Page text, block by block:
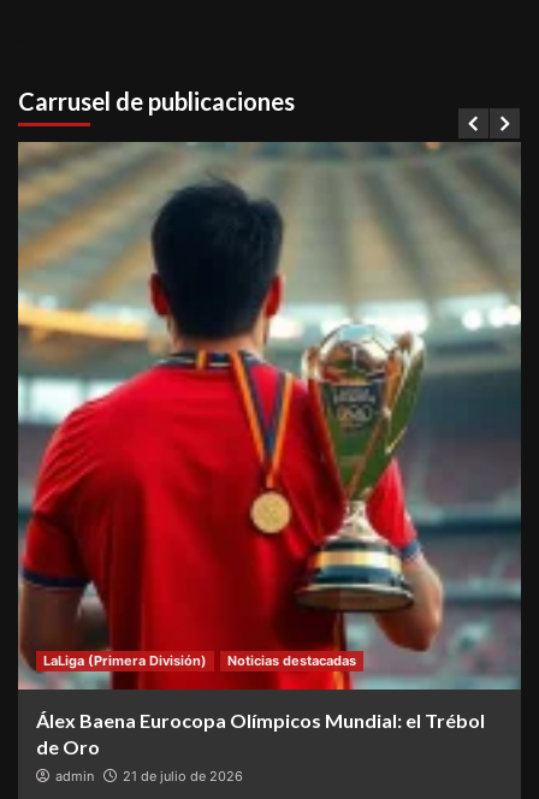
Carrusel de publicaciones
LaLiga (Primera División) Noticias destacadas
Álex Baena Eurocopa Olímpicos Mundial: el Trébol
de Oro
admin 21 de julio de 2026